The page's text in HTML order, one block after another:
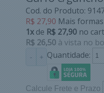
Cod. do Produto:
R$ 27,90 Mais
1xde R$ 27,90 no
R$ 26,50 à vista no
Quantidade:
- +
Calcule Frete e Prazo